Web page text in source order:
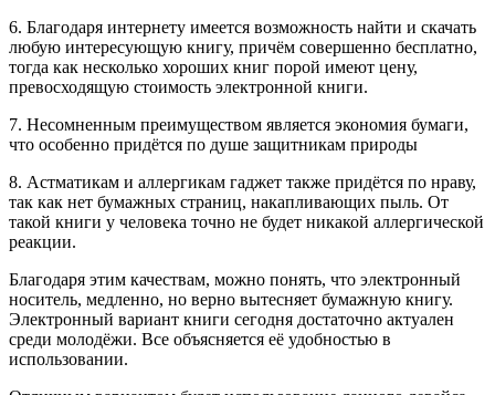
6. Благодаря интернету имеется возможность найти и скачать
любую интересующую книгу, причём совершенно бесплатно,
тогда как несколько хороших книг порой имеют цену,
превосходящую стоимость электронной книги.
7. Несомненным преимуществом является экономия бумаги,
что особенно придётся по душе защитникам природы
8. Астматикам и аллергикам гаджет также придётся по нраву,
так как нет бумажных страниц, накапливающих пыль. От
такой книги у человека точно не будет никакой аллергической
реакции.
Благодаря этим качествам, можно понять, что электронный
носитель, медленно, но верно вытесняет бумажную книгу.
Электронный вариант книги сегодня достаточно актуален
среди молодёжи. Все объясняется её удобностью в
использовании.